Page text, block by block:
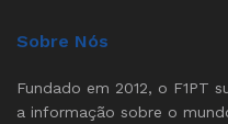
Sobre Nós
Fundado em 2012, o F1PT
a informação sobre o